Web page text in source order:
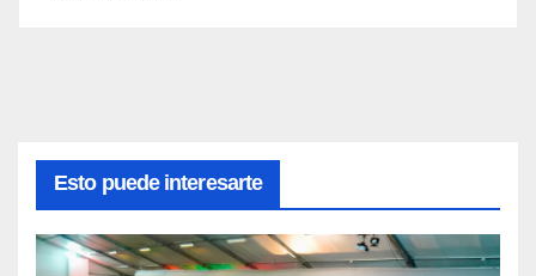
Esto puede interesarte